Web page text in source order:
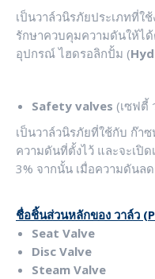
เป็นวาล์วนิรภัยประเภทที่ใ
รักษาควบคุมความดันให้ได้
อุปกรณ์ ไฮดรอลิกปั้ม (
Safety valves (เซฟตี้
เป็นวาล์วนิรภัยที่ใช้กับ ก๊าซ
ความดันที่ตั้งไว้ และจะเปิ
3% จากนั้น เมื่อความดันล
ชื่อชิ้นส่วนหลักของ วาล์ว
Seat Valve
Disc Valve
Steam Valve